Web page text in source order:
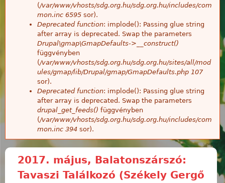
(/var/www/vhosts/sdg.org.hu/sdg.org.hu/includes/com
mon.inc 6595 sor).
Deprecated function: implode(): Passing glue string
after array is deprecated. Swap the parameters
Drupal\gmap\GmapDefaults->__construct()
függvényben
(/var/www/vhosts/sdg.org.hu/sdg.org.hu/sites/all/mod
ules/gmap/lib/Drupal/gmap/GmapDefaults.php 107
sor).
Deprecated function: implode(): Passing glue string
after array is deprecated. Swap the parameters
drupal_get_feeds() függvényben
(/var/www/vhosts/sdg.org.hu/sdg.org.hu/includes/com
mon.inc 394 sor).
2017. május, Balatonszárszó:
Tavaszi Találkozó (Székely Gergő